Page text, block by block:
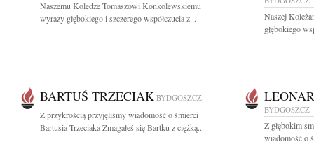
Naszemu Koledze Tomaszowi Konkolewskiemu
wyrazy głębokiego i szczerego współczucia z...
Naszej
głębokiego
BARTUŚ TRZECIAK BYDGOSZCZ
Z przykrością przyjęliśmy wiadomość o śmierci
Bartusia Trzeciaka Zmagałeś się Bartku z ciężką...
BYDGOSZCZ
Z głębokim
wiadomość o